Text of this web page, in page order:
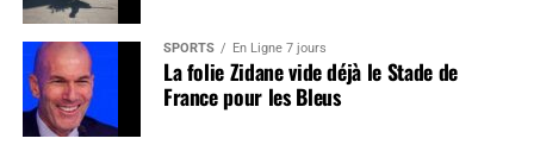
SPORTS En Ligne 7 jours
La folie Zidane vide déjà le Stade de
France pour les Bleus